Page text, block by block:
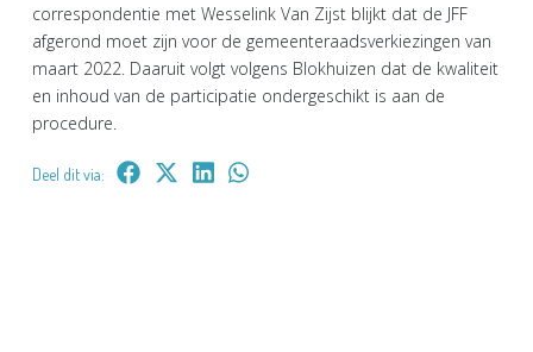
correspondentie met Wesselink Van Zijst blijkt dat de JFF
afgerond moet zijn voor de gemeenteraadsverkiezingen van
maart 2022. Daaruit volgt volgens Blokhuizen dat de kwaliteit
en inhoud van de participatie ondergeschikt is aan de
procedure.
Deel dit via: